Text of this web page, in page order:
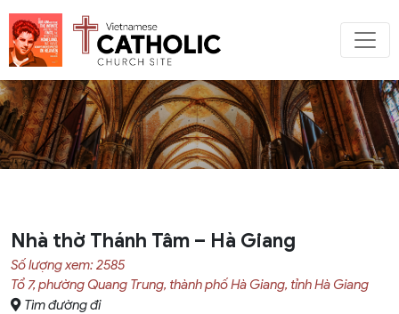
Nhà thờ Thánh Tâm – Hà Giang
Số lượng xem: 2585
Tổ 7, phường Quang Trung, thành phố Hà Giang, tỉnh Hà Giang
Tìm đường đi